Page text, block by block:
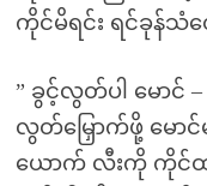
ကိုင်မိရင်း ရင်ခုန်သံ
” ခွင့်လွတ်ပါ မောင်
လွတ်မြှောက်ဖို့ မော
ယောက် လီးကို ကိုင်ထာ